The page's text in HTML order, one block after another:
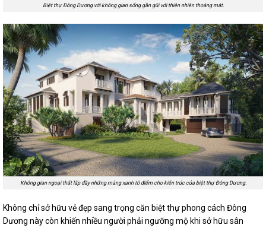
Biệt thự Đông Dương với không gian sống gần gũi với thiên nhiên thoáng mát.
Không gian ngoại thất lấp đầy những mảng xanh tô điểm cho kiến trúc của biệt thự Đông Dương.
Không chỉ sở hữu vẻ đẹp sang trọng căn biệt thự phong cách Đông
Dương này còn khiến nhiều người phải ngưỡng mộ khi sở hữu sân